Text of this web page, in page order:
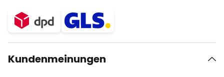
Kundenmeinungen